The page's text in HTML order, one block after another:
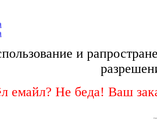
и
емайл? Не беда! Ваш